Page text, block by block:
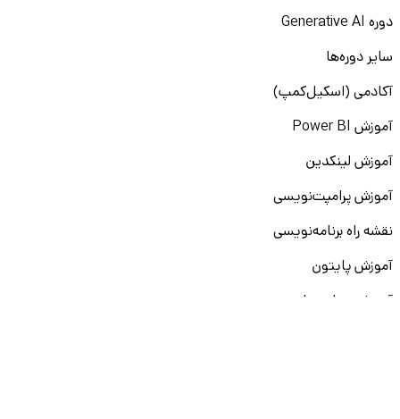
دوره Generative AI
سایر دوره‌ها
آکادمی (اسکیل‌کمپ)
آموزش Power BI
آموزش لینکدین
آموزش پرامپت‌نویسی
نقشه راه برنامه‌نویسی
آموزش پایتون
آموزش مهارت‌های نرم